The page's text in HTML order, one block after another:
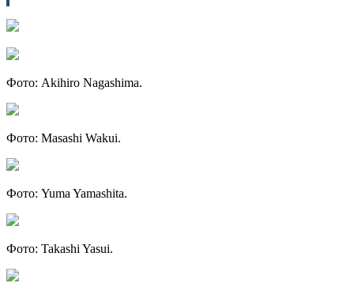
Фото: Akihiro Nagashima.
Фото: Masashi Wakui.
Фото: Yuma Yamashita.
Фото: Takashi Yasui.